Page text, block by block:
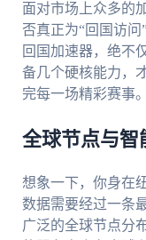
面对市场上众多的
否真正为“回国访
回国加速器，绝不
备几个硬核能力，
完每一场精彩赛事。
全球节点与智
想象一下，你身在
数据需要经过一条
广泛的全球节点分